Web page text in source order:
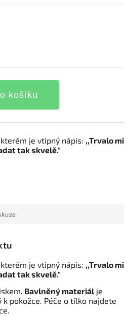
košíku
je vtipný nápis: ,,Trvalo mi
tak skvelě."
je vtipný nápis: ,,Trvalo mi
tak skvelě."
. Bavlněný materiál je
pokožce. Péče o tílko najdete